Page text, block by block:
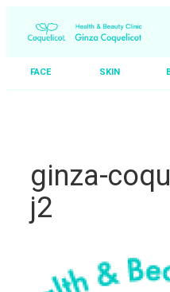
FACE SKIN
ginza-
j2